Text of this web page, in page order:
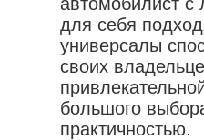
для себя
универсалы
своих
большого
практичностью.